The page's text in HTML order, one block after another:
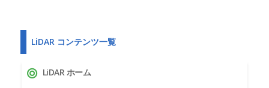
LiDAR コンテンツ一覧
LiDAR ホーム